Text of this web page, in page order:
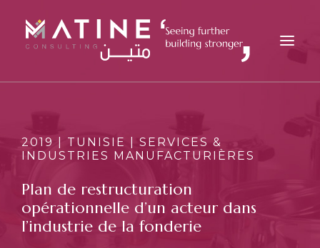
SERVICES
SECTEURS
RÉFÉRENCES
ANALYSES
CARRIÈRES
2019 | TUNISIE | SERVICES &
INDUSTRIES MANUFACTURIÈRES
Plan de restructuration
opérationnelle d’un acteur dans
l’industrie de la fonderie